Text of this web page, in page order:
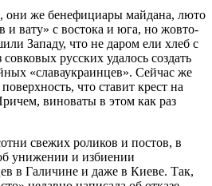
они же бенефициары майдана, люто
и вату» с востока и юга, но жовто-
Западу, что не даром ели хлеб с
русских удалось создать
«славаукраинцев». Сейчас же
что ставит крест на
виноваты в этом как раз
свежих роликов и постов, в
унижении и избиении
в Галичине и даже в Киеве. Так,